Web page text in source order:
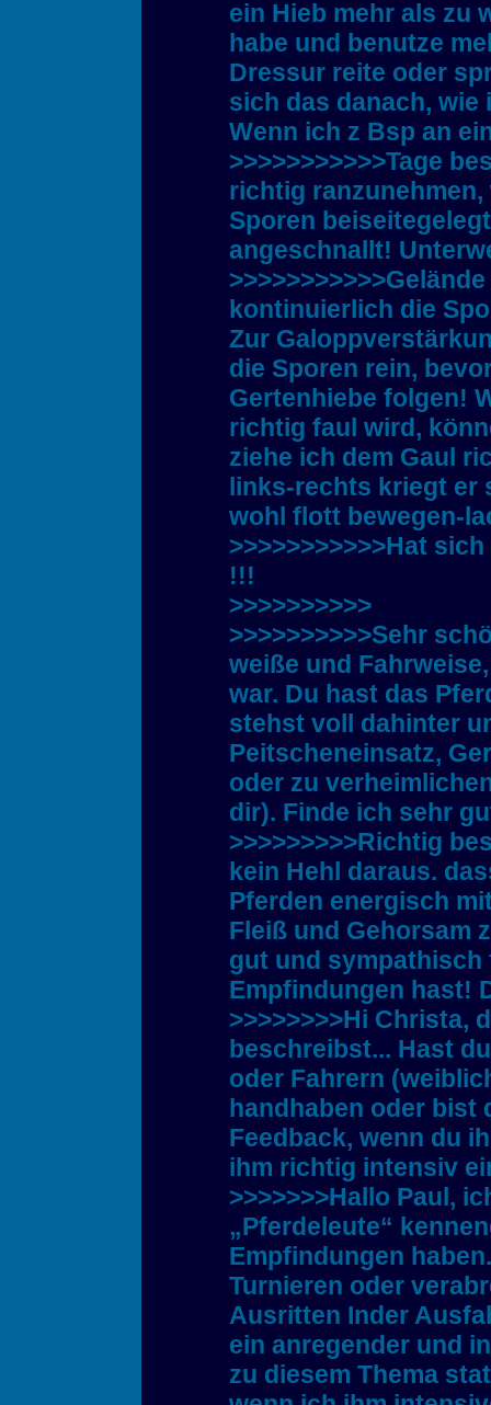
ein Hieb mehr als zu
habe und benutze
Dressur reite oder
sich das danach,
Wenn ich z Bsp an
>>>>>>>>>>>Tage
richtig
Sporen
angeschnallt!
kontinuierlich die
Zur
die Sporen rein,
Gertenhiebe folgen!
richtig faul wird,
ziehe ich dem Gaul
links-rechts kriegt er
wohl flott bewegen-
>>>>>>>>>>>Hat
!!!
>>>>>>>>>>
>>>>>>>>>>Sehr
weiße und
war. Du hast das
stehst voll dahinter
Peitscheneinsatz,
oder zu
dir). Finde ich sehr
>>>>>>>>>Richtig
kein Hehl daraus.
Pferden energisch
Fleiß und Gehorsam
gut und
Empfindungen hast!
>>>>>>>>Hi Christa,
beschreibst... Hast
oder Fahrern
handhaben oder bist
Feedback, wenn du
ihm richtig intensiv
>>>>>>>Hallo Paul,
„Pferdeleute“
Empfindungen
Turnieren oder
Ausritten Inder
ein anregender und
zu diesem Thema